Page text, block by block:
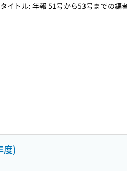
イトル: 年報 51号から53号までの編
度)